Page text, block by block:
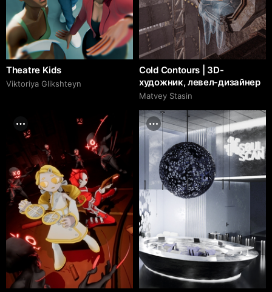
Theatre Kids
Viktoriya Glikshteyn
Cold Contours | 3D-
художник, левел-дизайнер
Matvey Stasin